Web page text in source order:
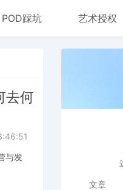
POD踩坑 艺术授权
去何
与发
文章